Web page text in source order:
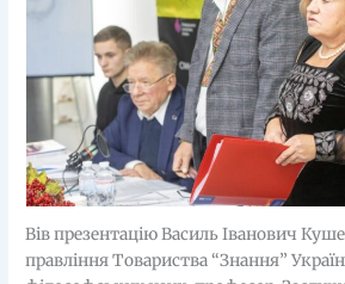
Вів презентацію Василь Іванович
правління Товариства “Знання”